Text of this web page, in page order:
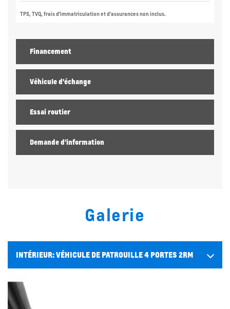
Galerie
INTÉRIEUR:VÉHICULE DE PATROUILLE 4 PORTES 2RM
TPS, TVQ, frais d'immatriculation et d'assurances non inclus.
Financement
Véhicule d'échange
Essai routier
Demande d'information